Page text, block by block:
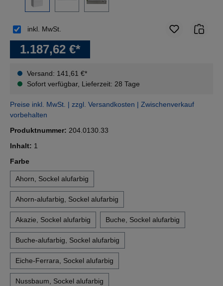
1.187,62 €*
Versand: 141,61 €*
Sofort verfügbar, Lieferzeit: 28 Tage
inkl. MwSt.
Preise inkl. MwSt. | zzgl. Versandkosten | Zwischenverkauf
vorbehalten
Produktnummer: 204.0130.33
Inhalt: 1
Farbeauswählen
Ahorn, Sockel alufarbig
Ahorn-alufarbig, Sockel alufarbig
Akazie, Sockel alufarbig Buche, Sockel alufarbig
Buche-alufarbig, Sockel alufarbig
Eiche-Ferrara, Sockel alufarbig
Nussbaum, Sockel alufarbig